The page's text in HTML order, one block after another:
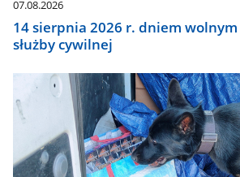
07.08.2026
14 sierpnia 2026 r. dniem
służby cywilnej